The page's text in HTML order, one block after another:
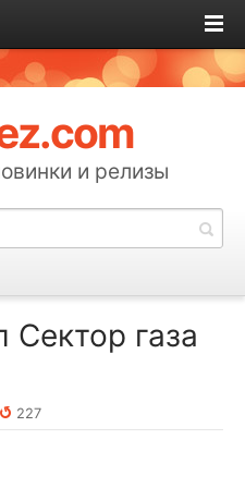
и релизы
газа
227